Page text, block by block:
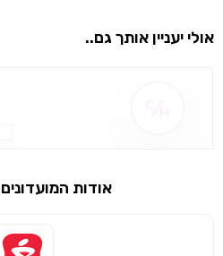
שיתוף
שימו
אולי יעניין אותך גם..
אודות